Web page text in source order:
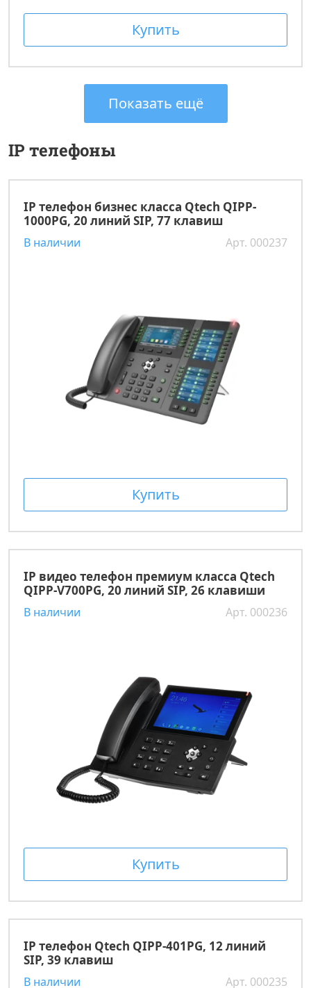
Купить
Показать ещё
IP телефоны
IP телефон бизнес класса Qtech QIPP-
1000PG, 20 линий SIP, 77 клавиш
В наличии Арт. 000237
Купить
IP видео телефон премиум класса Qtech
QIPP-V700PG, 20 линий SIP, 26 клавиши
В наличии Арт. 000236
Купить
IP телефон Qtech QIPP-401PG, 12 линий
SIP, 39 клавиш
В наличии Арт. 000235